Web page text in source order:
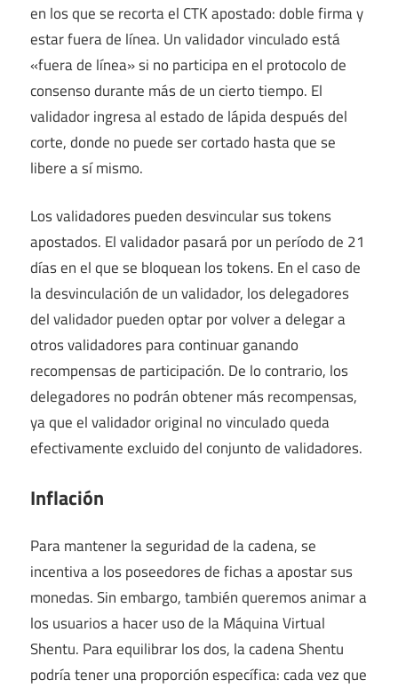
en los que se recorta el CTK apostado: doble firma y
estar fuera de línea. Un validador vinculado está
«fuera de línea» si no participa en el protocolo de
consenso durante más de un cierto tiempo. El
validador ingresa al estado de lápida después del
corte, donde no puede ser cortado hasta que se
libere a sí mismo.
Los validadores pueden desvincular sus tokens
apostados. El validador pasará por un período de 21
días en el que se bloquean los tokens. En el caso de
la desvinculación de un validador, los delegadores
del validador pueden optar por volver a delegar a
otros validadores para continuar ganando
recompensas de participación. De lo contrario, los
delegadores no podrán obtener más recompensas,
ya que el validador original no vinculado queda
efectivamente excluido del conjunto de validadores.
Inflación
Para mantener la seguridad de la cadena, se
incentiva a los poseedores de fichas a apostar sus
monedas. Sin embargo, también queremos animar a
los usuarios a hacer uso de la Máquina Virtual
Shentu. Para equilibrar los dos, la cadena Shentu
podría tener una proporción específica: cada vez que